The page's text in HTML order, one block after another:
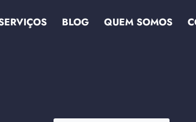
BLOG QUEM SOMOS